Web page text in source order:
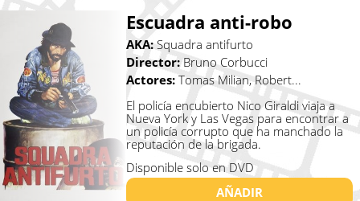
Escuadra anti-robo
AKA: Squadra antifurto
Director:Bruno Corbucci
Actores: Tomas Milian, Robert...
El policía encubierto Nico Giraldi viaja a
Nueva York y Las Vegas para encontrar a
un policía corrupto que ha manchado la
reputación de la brigada.
Disponible solo en DVD
AÑADIR